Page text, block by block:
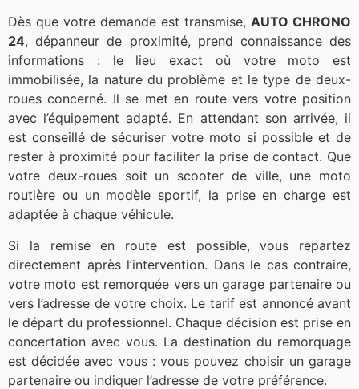
Dès que votre demande est transmise, AUTO CHRONO
24, dépanneur de proximité, prend connaissance des
informations : le lieu exact où votre moto est
immobilisée, la nature du problème et le type de deux-
roues concerné. Il se met en route vers votre position
avec l’équipement adapté. En attendant son arrivée, il
est conseillé de sécuriser votre moto si possible et de
rester à proximité pour faciliter la prise de contact. Que
votre deux-roues soit un scooter de ville, une moto
routière ou un modèle sportif, la prise en charge est
adaptée à chaque véhicule.
Si la remise en route est possible, vous repartez
directement après l’intervention. Dans le cas contraire,
votre moto est remorquée vers un garage partenaire ou
vers l’adresse de votre choix. Le tarif est annoncé avant
le départ du professionnel. Chaque décision est prise en
concertation avec vous. La destination du remorquage
est décidée avec vous : vous pouvez choisir un garage
partenaire ou indiquer l’adresse de votre préférence.